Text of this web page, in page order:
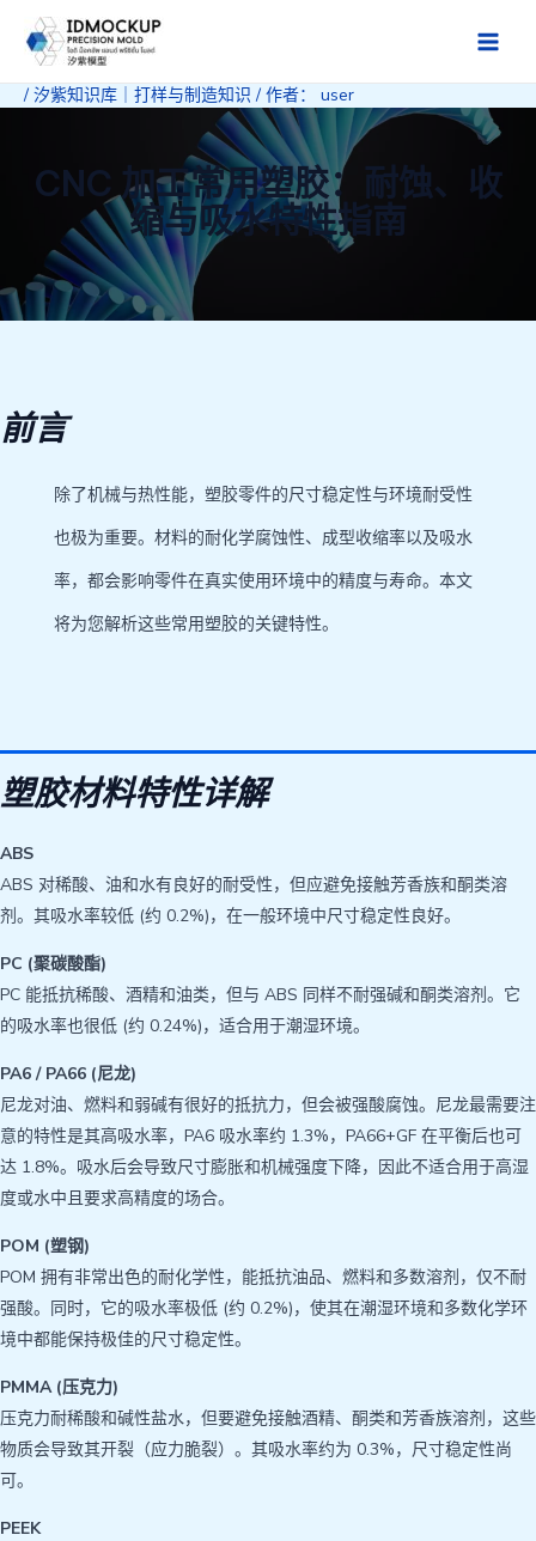
容
Main
/ 汐紫知识库｜打样与制造知识 / 作者： user
CNC 加工常用塑胶：耐蚀、收
缩与吸水特性指南
前言
除了机械与热性能，塑胶零件的尺寸稳定性与环境耐受性
也极为重要。材料的耐化学腐蚀性、成型收缩率以及吸水
率，都会影响零件在真实使用环境中的精度与寿命。本文
将为您解析这些常用塑胶的关键特性。
塑胶材料特性详解
ABS
ABS 对稀酸、油和水有良好的耐受性，但应避免接触芳香族和酮类溶
剂。其吸水率较低 (约 0.2%)，在一般环境中尺寸稳定性良好。
PC (聚碳酸酯)
PC 能抵抗稀酸、酒精和油类，但与 ABS 同样不耐强碱和酮类溶剂。它
的吸水率也很低 (约 0.24%)，适合用于潮湿环境。
PA6 / PA66 (尼龙)
尼龙对油、燃料和弱碱有很好的抵抗力，但会被强酸腐蚀。尼龙最需要注
意的特性是其高吸水率，PA6 吸水率约 1.3%，PA66+GF 在平衡后也可
达 1.8%。吸水后会导致尺寸膨胀和机械强度下降，因此不适合用于高湿
度或水中且要求高精度的场合。
POM (塑钢)
POM 拥有非常出色的耐化学性，能抵抗油品、燃料和多数溶剂，仅不耐
强酸。同时，它的吸水率极低 (约 0.2%)，使其在潮湿环境和多数化学环
境中都能保持极佳的尺寸稳定性。
PMMA (压克力)
压克力耐稀酸和碱性盐水，但要避免接触酒精、酮类和芳香族溶剂，这些
物质会导致其开裂（应力脆裂）。其吸水率约为 0.3%，尺寸稳定性尚
可。
PEEK